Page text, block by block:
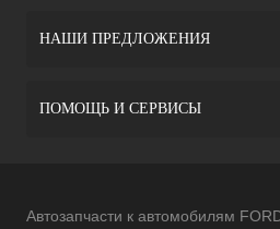
НАШИ ПРЕДЛОЖЕНИЯ
ПОМОЩЬ И СЕРВИСЫ
Автозапчасти к автомобилям